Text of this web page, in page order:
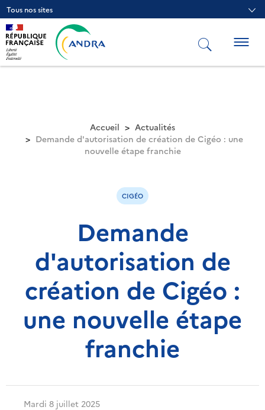
Aller
au
contenu
principal
Tous nos sites
Accueil
Actualités
Demande d'autorisation de création de Cigéo : une
nouvelle étape franchie
CIGÉO
Demande
d'autorisation de
création de Cigéo :
une nouvelle étape
franchie
Mardi 8 juillet 2025